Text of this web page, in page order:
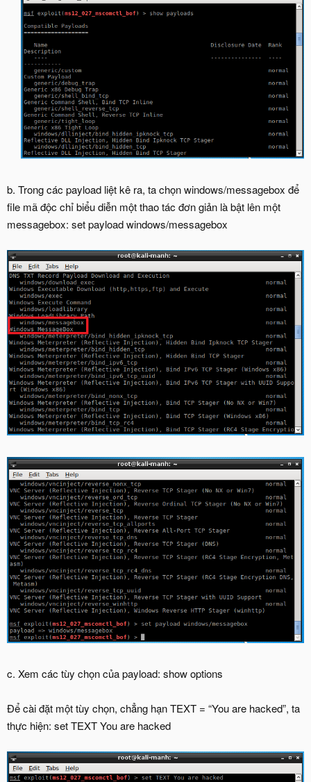
b. Trong các payload liệt kê ra, ta chọn windows/messagebox để
file mã độc chỉ biểu diễn một thao tác đơn giản là bật lên một
messagebox: set payload windows/messagebox
c. Xem các tùy chọn của payload: show options
Để cài đặt một tùy chọn, chẳng hạn TEXT = “You are hacked”, ta
thực hiện: set TEXT You are hacked